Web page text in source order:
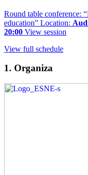
Round table conference:
education” Location:
20:00 View session
View full schedule
1. Organiza